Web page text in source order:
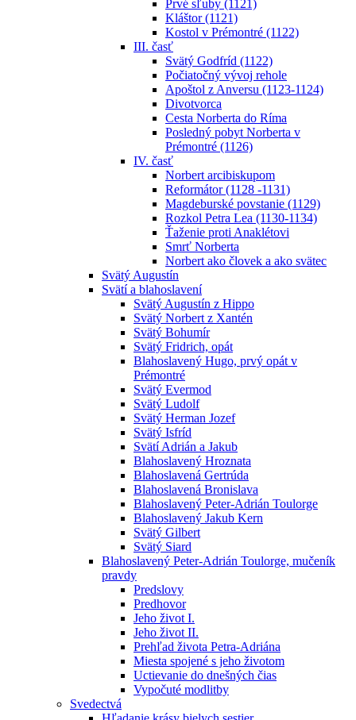
Prvé sľuby (1121)
Kláštor (1121)
Kostol v Prémontré (1122)
III. časť
Svätý Godfríd (1122)
Počiatočný vývoj rehole
Apoštol z Anversu (1123-1124)
Divotvorca
Cesta Norberta do Ríma
Posledný pobyt Norberta v
Prémontré (1126)
IV. časť
Norbert arcibiskupom
Reformátor (1128 -1131)
Magdeburské povstanie (1129)
Rozkol Petra Lea (1130-1134)
Ťaženie proti Anaklétovi
Smrť Norberta
Norbert ako človek a ako svätec
Svätý Augustín
Svätí a blahoslavení
Svätý Augustín z Hippo
Svätý Norbert z Xantén
Svätý Bohumír
Svätý Fridrich, opát
Blahoslavený Hugo, prvý opát v
Prémontré
Svätý Evermod
Svätý Ludolf
Svätý Herman Jozef
Svätý Isfríd
Svätí Adrián a Jakub
Blahoslavený Hroznata
Blahoslavená Gertrúda
Blahoslavená Bronislava
Blahoslavený Peter-Adrián Toulorge
Blahoslavený Jakub Kern
Svätý Gilbert
Svätý Siard
Blahoslavený Peter-Adrián Toulorge, mučeník
pravdy
Predslovy
Predhovor
Jeho život I.
Jeho život II.
Prehľad života Petra-Adriána
Miesta spojené s jeho životom
Uctievanie do dnešných čias
Vypočuté modlitby
Svedectvá